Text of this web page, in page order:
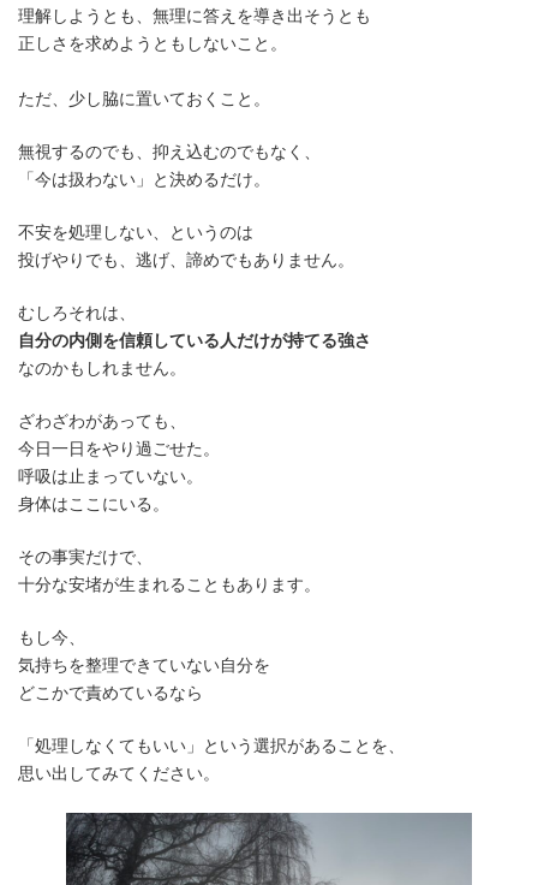
理解しようとも、無理に答えを導き出そうとも
正しさを求めようともしないこと。
ただ、少し脇に置いておくこと。
無視するのでも、抑え込むのでもなく、
「今は扱わない」と決めるだけ。
不安を処理しない、というのは
投げやりでも、逃げ、諦めでもありません。
むしろそれは、
自分の内側を信頼している人だけが持てる強さ
なのかもしれません。
ざわざわがあっても、
今日一日をやり過ごせた。
呼吸は止まっていない。
身体はここにいる。
その事実だけで、
十分な安堵が生まれることもあります。
もし今、
気持ちを整理できていない自分を
どこかで責めているなら
「処理しなくてもいい」という選択があることを、
思い出してみてください。